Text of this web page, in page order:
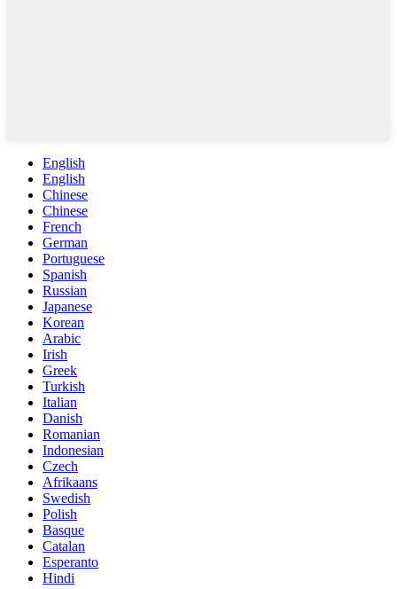
English
English
Chinese
Chinese
French
German
Portuguese
Spanish
Russian
Japanese
Korean
Arabic
Irish
Greek
Turkish
Italian
Danish
Romanian
Indonesian
Czech
Afrikaans
Swedish
Polish
Basque
Catalan
Esperanto
Hindi